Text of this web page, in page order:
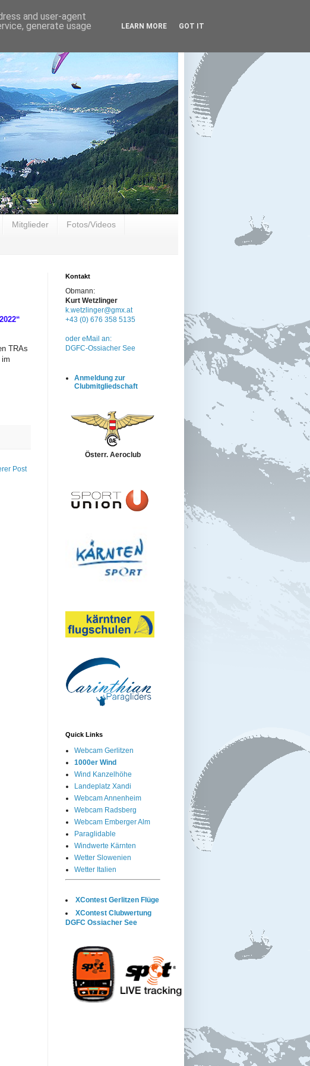
Mitglieder Fotos/Videos
TRAs
im
Post
Kontakt
Obmann:
Kurt Wetzlinger
k.wetzlinger@gmx.at
+43 (0) 676 358 5135
oder eMail an:
DGFC-Ossiacher See
Anmeldung zur
Clubmitgliedschaft
Österr. Aeroclub
Quick Links
Webcam Gerlitzen
1000er Wind
Wind Kanzelhöhe
Landeplatz Xandi
Webcam Annenheim
Webcam Radsberg
Webcam Emberger Alm
Paraglidable
Windwerte Kärnten
Wetter Slowenien
Wetter Italien
XContest Gerlitzen Flüge
XContest Clubwertung
DGFC Ossiacher See
and user-agent
generate usage
LEARN MORE GOT IT